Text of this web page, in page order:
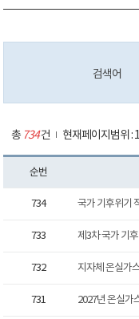
검색어
총 734건 현재페이지범위 :
순번
734 국가 기후위기
733 제3차 국가 기
732 지자체 온실가
731 2027년 온실가